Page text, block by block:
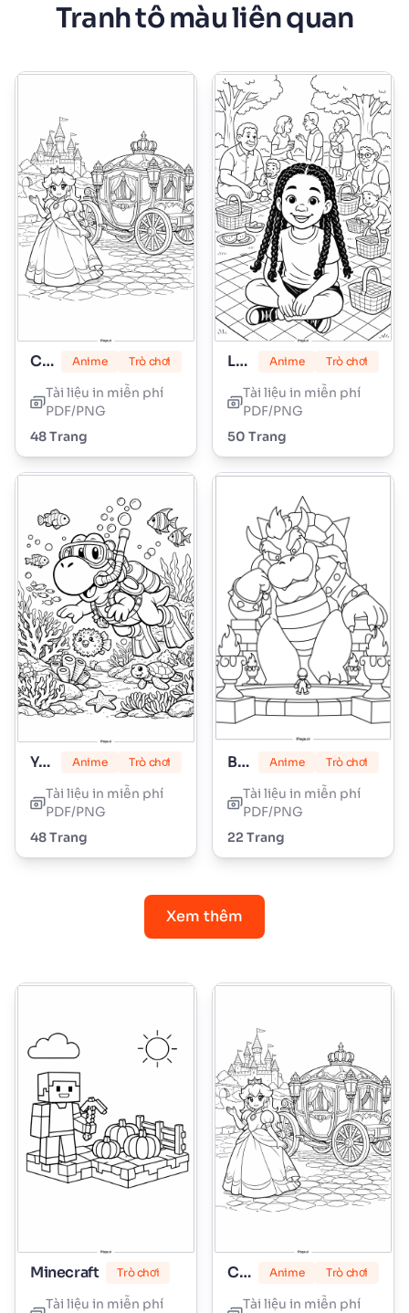
Tranh tô màu liên quan
Công chúa Peach Anime Trò chơi
Tài liệu in miễn phí
PDF/PNG
48 Trang
Lily Love Braids Anime Trò chơi
Tài liệu in miễn phí
PDF/PNG
50 Trang
Yoshi Anime Trò chơi
Tài liệu in miễn phí
PDF/PNG
48 Trang
Bowser Anime Trò chơi
Tài liệu in miễn phí
PDF/PNG
22 Trang
Xem thêm
Minecraft Trò chơi
Tài liệu in miễn phí
Công chúa Peach Anime Trò chơi
Tài liệu in miễn phí